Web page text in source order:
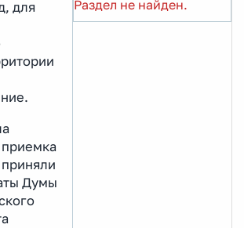
для
Думы
Раздел не найден.